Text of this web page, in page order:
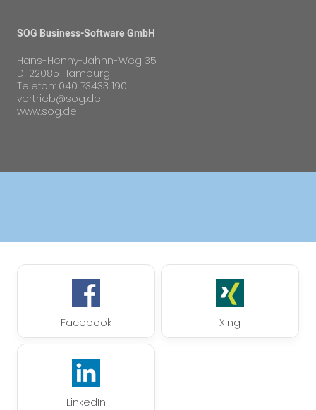
SOG Business-Software GmbH
Hans-Henny-Jahnn-Weg 35
D-22085 Hamburg
Telefon: 040 73433 190
vertrieb@sog.de
www.sog.de
Facebook Xing
LinkedIn